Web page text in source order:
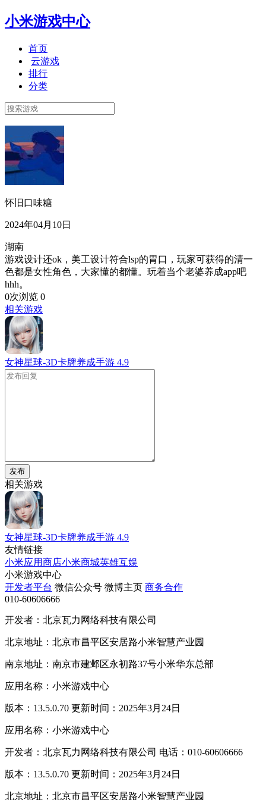
小米游戏中心
首页
云游戏
排行
分类
怀旧口味糖
2024年04月10日
湖南
游戏设计还ok，美工设计符合lsp的胃口，玩家可获得的清一
色都是女性角色，大家懂的都懂。玩着当个老婆养成app吧
hhh。
0次浏览 0
相关游戏
女神星球-3D卡牌养成手游 4.9
发布
相关游戏
女神星球-3D卡牌养成手游 4.9
友情链接
小米应用商店小米商城英雄互娱
小米游戏中心
开发者平台 微信公众号 微博主页 商务合作
010-60606666
开发者：北京瓦力网络科技有限公司
北京地址：北京市昌平区安居路小米智慧产业园
南京地址：南京市建邺区永初路37号小米华东总部
应用名称：小米游戏中心
版本：13.5.0.70 更新时间：2025年3月24日
应用名称：小米游戏中心
开发者：北京瓦力网络科技有限公司 电话：010-60606666
版本：13.5.0.70 更新时间：2025年3月24日
北京地址：北京市昌平区安居路小米智慧产业园